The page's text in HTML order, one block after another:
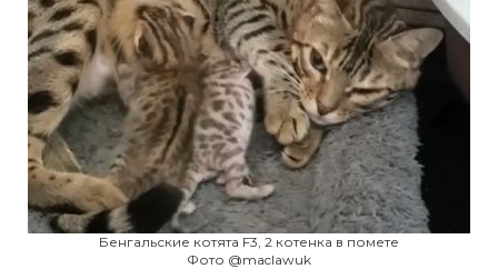
Бенгальские котята F3, 2 котенка в помете
Фото @maclawuk